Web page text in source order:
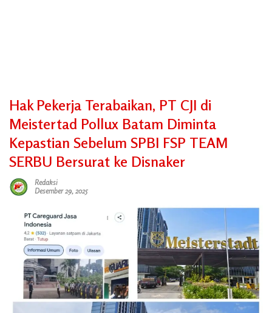
Hak Pekerja Terabaikan, PT CJI di
Meistertad Pollux Batam Diminta
Kepastian Sebelum SPBI FSP TEAM
SERBU Bersurat ke Disnaker
Redaksi
Desember 29, 2025